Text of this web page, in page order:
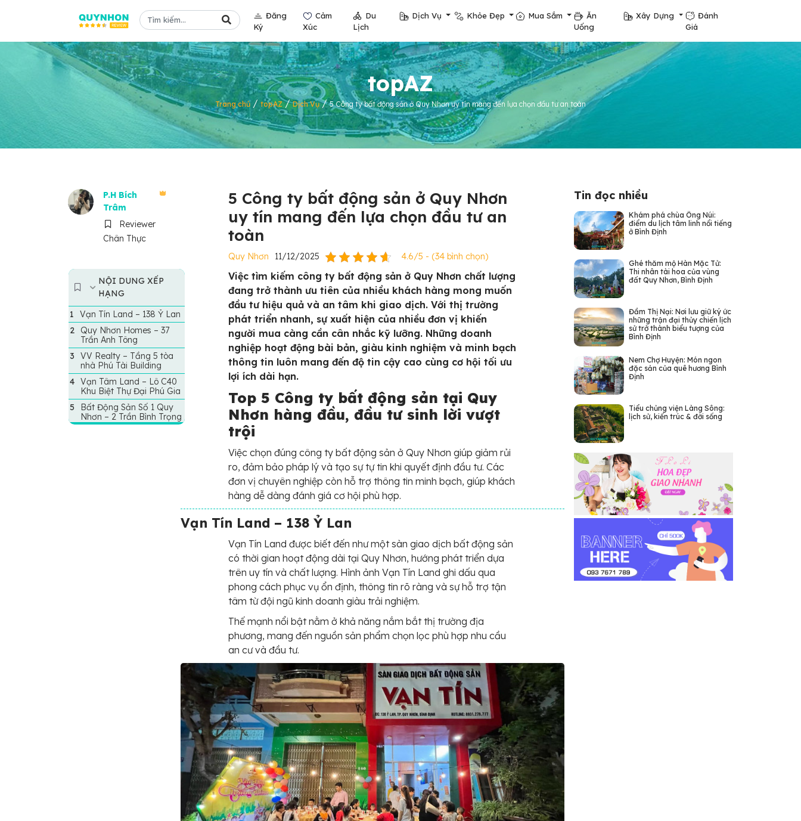
Đăng
Ký
Cảm
Xúc
Du
Lịch
Dịch Vụ Khỏe Đẹp Mua Sắm
Ăn
Uống
Xây Dựng
Đánh
Giá
topAZ
Trang chủ/ topAZ/Dịch Vụ/5 Công ty bất động sản ở Quy Nhơn uy tín mang đến lựa chọn đầu tư an toàn
P.H Bích
Trâm
Reviewer
Chân Thực
5 Công ty bất động sản ở Quy Nhơn
uy tín mang đến lựa chọn đầu tư an
toàn
Quy Nhơn 11/12/2025 4.6/5 - (34 bình chọn)
NỘI DUNG XẾP
HẠNG
Vạn Tín Land – 138 Ỷ Lan
Quy Nhơn Homes – 37
Trần Anh Tông
VV Realty – Tầng 5 tòa
nhà Phú Tài Building
Vạn Tâm Land – Lô C40
Khu Biệt Thự Đại Phú Gia
Bất Động Sản Số 1 Quy
Nhơn – 2 Trần Bình Trọng
Việc tìm kiếm công ty bất động sản ở Quy Nhơn chất lượng
đang trở thành ưu tiên của nhiều khách hàng mong muốn
đầu tư hiệu quả và an tâm khi giao dịch. Với thị trường
phát triển nhanh, sự xuất hiện của nhiều đơn vị khiến
người mua càng cần cân nhắc kỹ lưỡng. Những doanh
nghiệp hoạt động bài bản, giàu kinh nghiệm và minh bạch
thông tin luôn mang đến độ tin cậy cao cùng cơ hội tối ưu
lợi ích dài hạn.
Top 5 Công ty bất động sản tại Quy
Nhơn hàng đầu, đầu tư sinh lời vượt
trội
Việc chọn đúng công ty bất động sản ở Quy Nhơn giúp giảm rủi
ro, đảm bảo pháp lý và tạo sự tự tin khi quyết định đầu tư. Các
đơn vị chuyên nghiệp còn hỗ trợ thông tin minh bạch, giúp khách
hàng dễ dàng đánh giá cơ hội phù hợp.
Vạn Tín Land – 138 Ỷ Lan
Vạn Tín Land được biết đến như một sàn giao dịch bất động sản
có thời gian hoạt động dài tại Quy Nhơn, hướng phát triển dựa
trên uy tín và chất lượng. Hình ảnh Vạn Tín Land ghi dấu qua
phong cách phục vụ ổn định, thông tin rõ ràng và sự hỗ trợ tận
tâm từ đội ngũ kinh doanh giàu trải nghiệm.
Thế mạnh nổi bật nằm ở khả năng nắm bắt thị trường địa
phương, mang đến nguồn sản phẩm chọn lọc phù hợp nhu cầu
an cư và đầu tư.
Tin đọc nhiều
Khám phá chùa Ông Núi:
điểm du lịch tâm linh nổi tiếng
ở Bình Định
Ghé thăm mộ Hàn Mặc Tử:
Thi nhân tài hoa của vùng
đất Quy Nhơn, Bình Định
Đầm Thị Nại: Nơi lưu giữ ký ức
những trận đại thủy chiến lịch
sử trở thành biểu tượng của
Bình Định
Nem Chợ Huyện: Món ngon
đặc sản của quê hương Bình
Định
Tiểu chủng viện Làng Sông:
lịch sử, kiến trúc & đời sống